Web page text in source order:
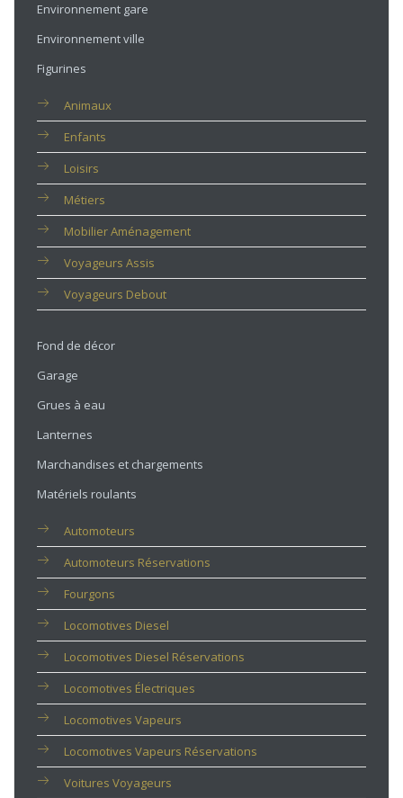
Environnement gare
Environnement ville
Figurines
Animaux
Enfants
Loisirs
Métiers
Mobilier Aménagement
Voyageurs Assis
Voyageurs Debout
Fond de décor
Garage
Grues à eau
Lanternes
Marchandises et chargements
Matériels roulants
Automoteurs
Automoteurs Réservations
Fourgons
Locomotives Diesel
Locomotives Diesel Réservations
Locomotives Électriques
Locomotives Vapeurs
Locomotives Vapeurs Réservations
Voitures Voyageurs